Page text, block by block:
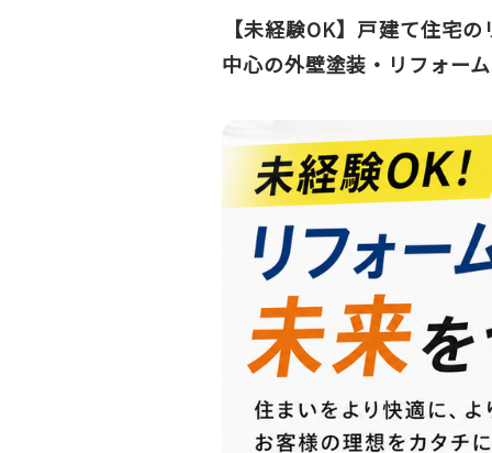
【未経験OK】戸建て住宅
中心の外壁塗装・リフォーム